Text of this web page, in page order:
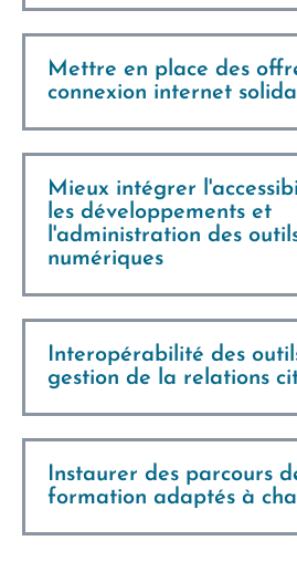
Mettre en place des
connexion internet
Mieux intégrer
les développements et
l'administration des
numériques
Interopérabilité des
gestion de la relations
Instaurer des parcours
formation adaptés à